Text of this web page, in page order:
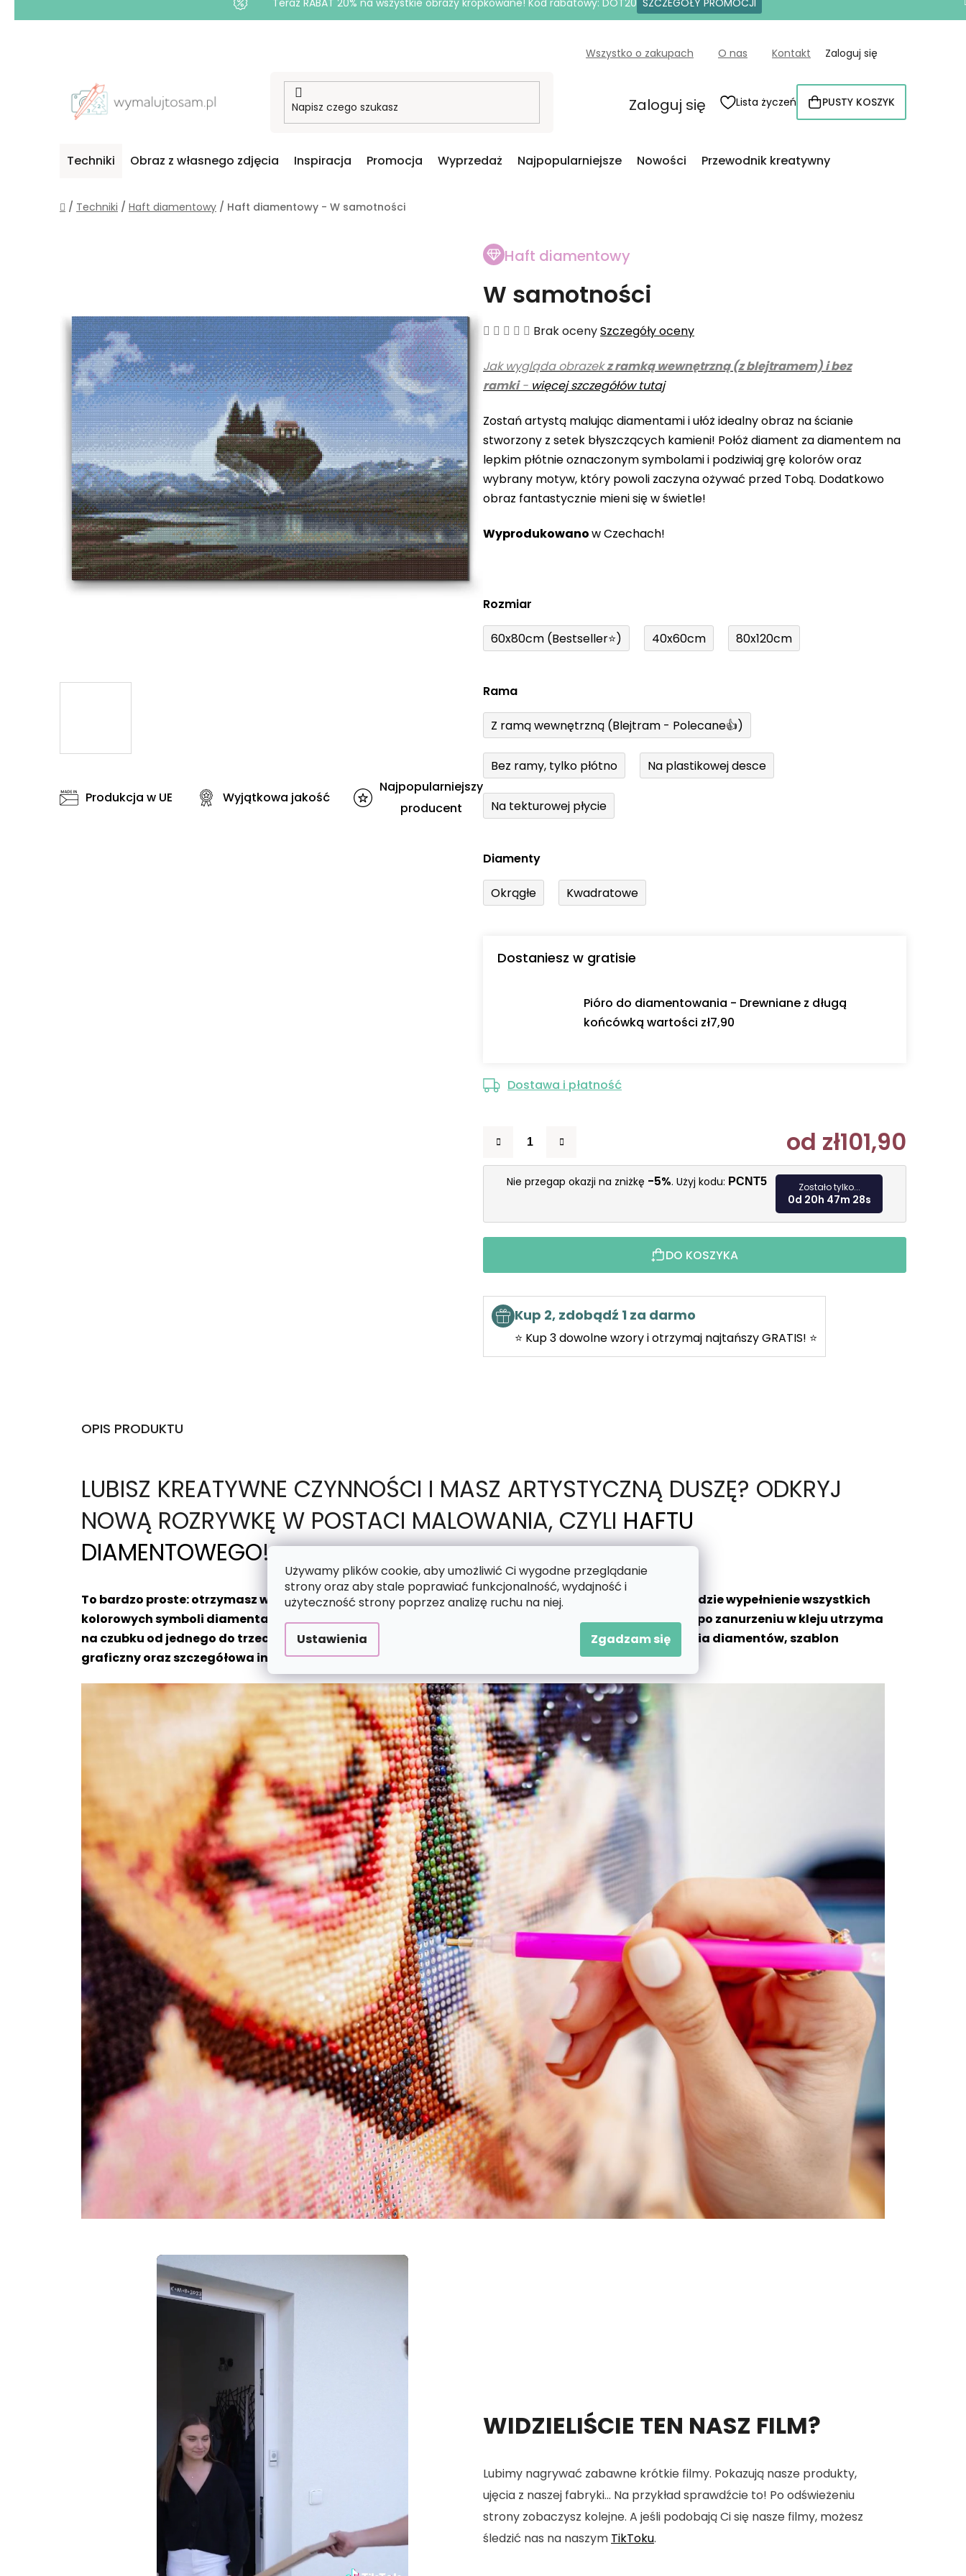
Używamy plików cookie, aby umożliwić Ci wygodne przeglądanie
strony oraz aby stale poprawiać funkcjonalność, wydajność i
użyteczność strony poprzez analizę ruchu na niej.
Ustawienia Zgadzam się
Teraz RABAT 20% na wszystkie obrazy kropkowane! Kod rabatowy: DOT20 SZCZEGÓŁY PROMOCJI
Wszystko o zakupach O nas Kontakt Zaloguj się
Zaloguj się Lista życzeń KOSZYK
PUSTY KOSZYK
Techniki Obraz z własnego zdjęcia Inspiracja Promocja Wyprzedaż Najpopularniejsze Nowości Przewodnik kreatywny
Home
/ Techniki / Haft diamentowy / Haft diamentowy - W samotności
Haft diamentowy
W samotności
Średnia
produktu
wynosi
na
5
gwiazdek.
Brak ocenySzczegóły oceny
Jak wygląda obrazekz ramką wewnętrzną (z blejtramem) i bez
ramki- więcej szczegółów tutaj
Zostań artystą malując diamentami i ułóż idealny obraz na ścianie
stworzony z setek błyszczących kamieni! Połóż diament za diamentem na
lepkim płótnie oznaczonym symbolami i podziwiaj grę kolorów oraz
wybrany motyw, który powoli zaczyna ożywać przed Tobą. Dodatkowo
obraz fantastycznie mieni się w świetle!
Wyprodukowanow Czechach!
Rozmiar
60x80cm (Bestseller⭐) 40x60cm 80x120cm
Rama
Z ramą wewnętrzną (Blejtram - Polecane👍)
Bez ramy, tylko płótno Na plastikowej desce
Na tekturowej płycie
Diamenty
Okrągłe Kwadratowe
Dostaniesz w gratisie
Pióro do diamentowania - Drewniane z długą
końcówką wartości zł7,90
Dostawa i płatność
od zł101,90
Cena
Nie przegap okazji na zniżkę -5%. Użyj kodu: PCNT5 Zostało tylko...
0d 20h 47m 26s
DO KOSZYKA
Kup 2, zdobądź 1 za darmo
⭐ Kup 3 dowolne wzory i otrzymaj najtańszy GRATIS! ⭐
Produkcja w UE Wyjątkowa jakość
Najpopularniejszy
producent
OPIS PRODUKTU
LUBISZ KREATYWNE CZYNNOŚCI I MASZ ARTYSTYCZNĄ DUSZĘ? ODKRYJ
NOWĄ ROZRYWKĘ W POSTACI MALOWANIA, CZYLI HAFTU
DIAMENTOWEGO!
To bardzo proste: otrzymasz wybrany motyw nadrukowany na lepkim płótnie, a Twoim zadaniem będzie wypełnienie wszystkich
kolorowych symboli diamentami z odpowiednimi numerami. Pomoże Ci w tym specjalne pióro, które po zanurzeniu w kleju utrzyma
na czubku od jednego do trzech diamentów naraz. W zestawie znajduje się również miska do zbierania diamentów, szablon
graficzny oraz szczegółowa instrukcja. Jesteś gotowy na błyszczącą artystyczną zabawę?
WIDZIELIŚCIE TEN NASZ FILM?
Lubimy nagrywać zabawne krótkie filmy. Pokazują nasze produkty,
ujęcia z naszej fabryki... Na przykład sprawdźcie to! Po odświeżeniu
strony zobaczysz kolejne. A jeśli podobają Ci się nasze filmy, możesz
śledzić nas na naszym TikToku.